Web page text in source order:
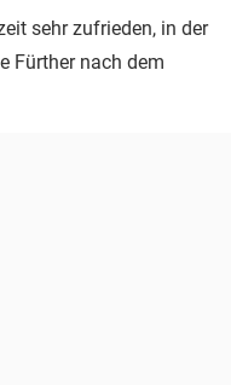
sehr zufrieden, in der
Fürther nach dem